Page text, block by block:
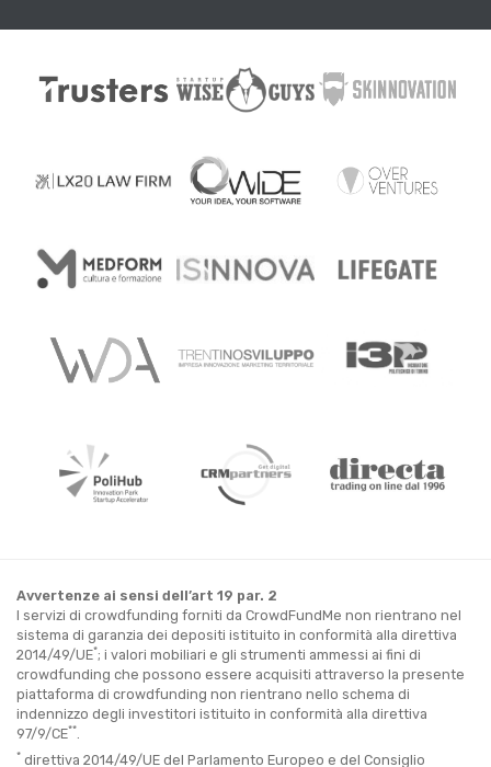
Avvertenze ai sensi dell’art 19 par. 2
I servizi di crowdfunding forniti da CrowdFundMe non rientrano nel
sistema di garanzia dei depositi istituito in conformità alla direttiva
2014/49/UE*; i valori mobiliari e gli strumenti ammessi ai fini di
crowdfunding che possono essere acquisiti attraverso la presente
piattaforma di crowdfunding non rientrano nello schema di
indennizzo degli investitori istituito in conformità alla direttiva
97/9/CE**
* direttiva 2014/49/UE del Parlamento Europeo e del Consiglio